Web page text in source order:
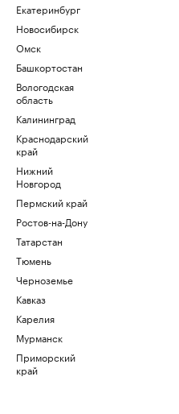
Екатеринбург
Новосибирск
Омск
Башкортостан
Вологодская
область
Калининград
Краснодарский
край
Нижний
Новгород
Пермский край
Ростов-на-Дону
Татарстан
Тюмень
Черноземье
Кавказ
Карелия
Мурманск
Приморский
край